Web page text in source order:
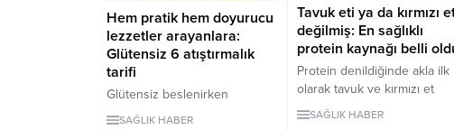
Hem pratik hem doyurucu
lezzetler arayanlara:
Glütensiz 6 atıştırmalık
tarifi
Glütensiz beslenirken
atıştırmalık seçeneklerini
SAĞLIK HABER
Tavuk eti ya da kırmızı
değilmiş: En sağlıklı
protein kaynağı belli
Protein denildiğinde akla ilk
olarak tavuk ve kırmızı et
geliyor. Ancak bilim insanları,
SAĞLIK HABER